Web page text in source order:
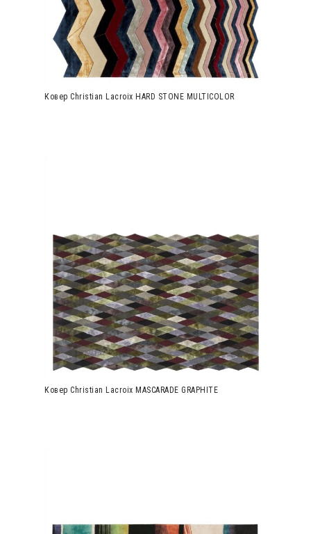
Ковер Christian Lacroix HARD STONE MULTICOLOR
Ковер Christian Lacroix MASCARADE GRAPHITE